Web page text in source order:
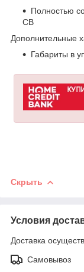
Полностью
CB
Дополнительные
Габариты в
Скрыть
Условия
Доставка
Самовывоз